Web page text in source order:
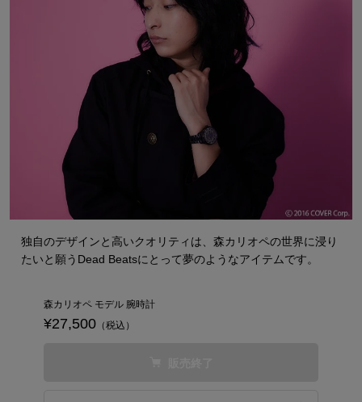
独自のデザインと高いクオリティは、森カリオペの世界に浸り
たいと願うDead Beatsにとって夢のようなアイテムです。
森カリオペ モデル 腕時計
¥27,500 （税込）